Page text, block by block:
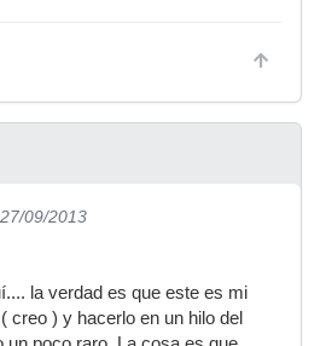
09/2013
la verdad es que este es mi
creo ) y hacerlo en un hilo del